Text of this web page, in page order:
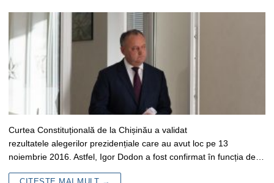
Curtea Constituțională de la Chișinău a validat
rezultatele alegerilor prezidențiale care au avut loc pe 13
noiembrie 2016. Astfel, Igor Dodon a fost confirmat în funcția de…